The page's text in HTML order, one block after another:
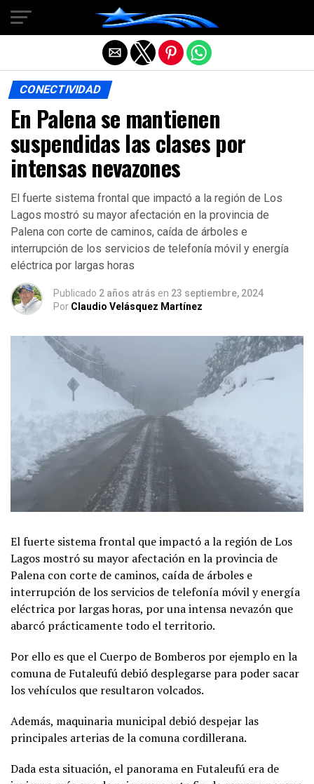
CONECTIVIDAD
En Palena se mantienen
suspendidas las clases por
intensas nevazones
El fuerte sistema frontal que impactó a la región de Los
Lagos mostró su mayor afectación en la provincia de
Palena con corte de caminos, caída de árboles e
interrupción de los servicios de telefonía móvil y energía
eléctrica por largas horas
Publicado 2 años atrás en 23 septiembre, 2024
Por Claudio Velásquez Martínez
El fuerte sistema frontal que impactó a la región de Los
Lagos mostró su mayor afectación en la provincia de
Palena con corte de caminos, caída de árboles e
interrupción de los servicios de telefonía móvil y energía
eléctrica por largas horas, por una intensa nevazón que
abarcó prácticamente todo el territorio.
Por ello es que el Cuerpo de Bomberos por ejemplo en la
comuna de Futaleufú debió desplegarse para poder sacar
los vehículos que resultaron volcados.
Además, maquinaria municipal debió despejar las
principales arterias de la comuna cordillerana.
Dada esta situación, el panorama en Futaleufú era de
Salir de la versión móvil